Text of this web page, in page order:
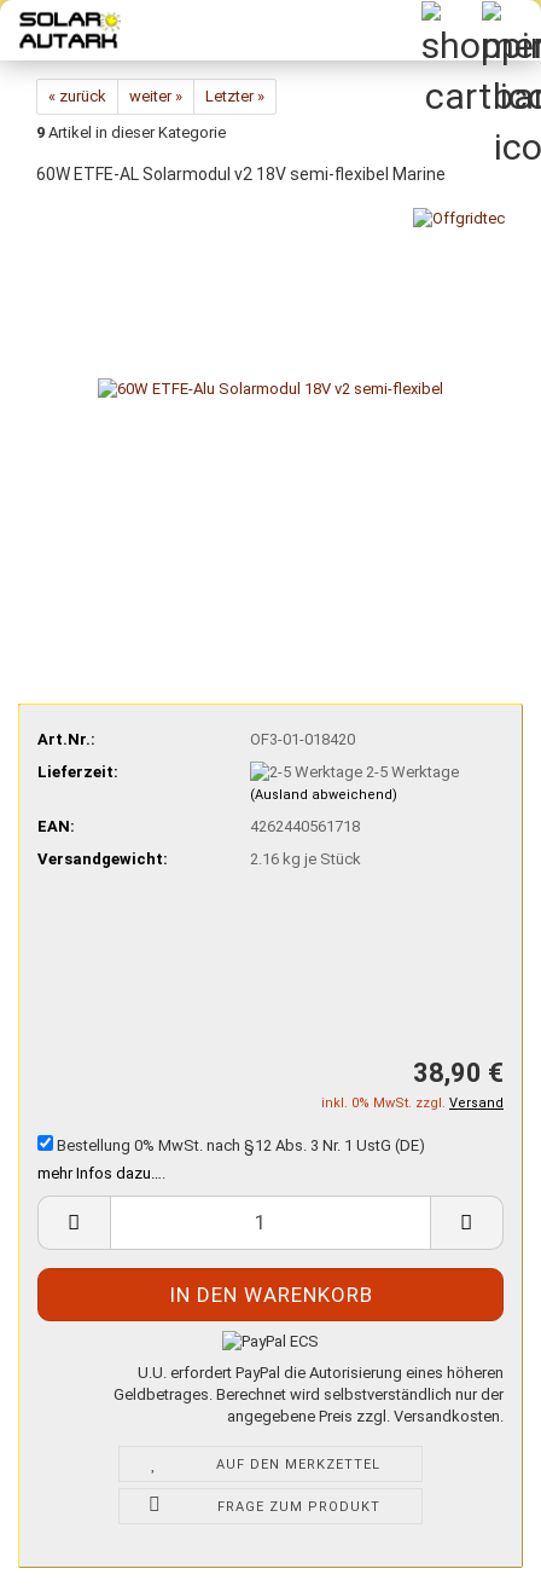
Direkt
zum
Hauptinhalt
« zurück weiter »
Letzter »
9 Artikel in dieser Kategorie
60W ETFE-AL Solarmodul v2 18V semi-flexibel Marine
Art.Nr.:
OF3-01-018420
Lieferzeit:
2-5 Werktage
(Ausland abweichend)
EAN:
4262440561718
Versandgewicht:
2.16kg je Stück
38,90 €
inkl. 0% MwSt. zzgl. Versand
Bestellung 0% MwSt. nach §12 Abs. 3 Nr. 1 UstG (DE)
mehr Infos dazu…
U.U. erfordert PayPal die Autorisierung eines höheren
Geldbetrages. Berechnet wird selbstverständlich nur der
angegebene Preis zzgl. Versandkosten.
AUF DEN MERKZETTEL
FRAGE ZUM PRODUKT